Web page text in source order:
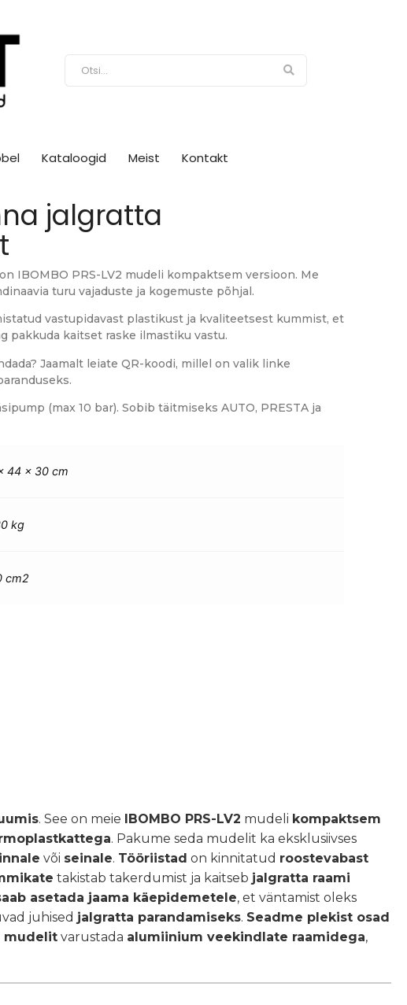
Kataloogid Meist Kontakt
jalgratta
IBOMBO PRS-LV2 mudeli kompaktsem versioon. Me
turu vajaduste ja kogemuste põhjal.
vastupidavast plastikust ja kvaliteetsest kummist, et
pakkuda kaitset raske ilmastiku vastu.
Jaamalt leiate QR-koodi, millel on valik linke
(max 10 bar). Sobib täitmiseks AUTO, PRESTA ja
44 x 30 cm
kg
cm2
. See on meie IBOMBO PRS-LV2 mudeli kompaktsem
. Pakume seda mudelit ka eksklusiivses
või seinale. Tööriistad on kinnitatud roostevabast
takistab takerdumist ja kaitseb jalgratta raami
asetada jaama käepidemetele, et väntamist oleks
juhised jalgratta parandamiseks. Seadme plekist osad
mudelit varustada alumiinium veekindlate raamidega,